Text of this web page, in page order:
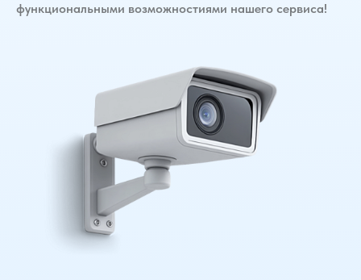
функциональными возможностиями нашего сервиса!